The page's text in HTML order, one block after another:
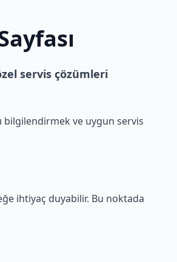
servis çözümleri
bilgilendirmek ve uygun servis
ihtiyaç duyabilir. Bu noktada